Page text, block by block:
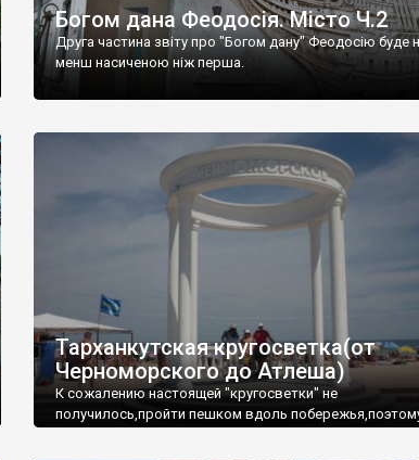
Богом дана Феодосія. Місто Ч.2
Друга частина звіту про "Богом дану" Феодосію буде
менш насиченою ніж перша.
Тарханкутская кругосветка(от
Черноморского до Атлеша)
К сожалению настоящей "кругосветки" не
получилось,пройти пешком вдоль